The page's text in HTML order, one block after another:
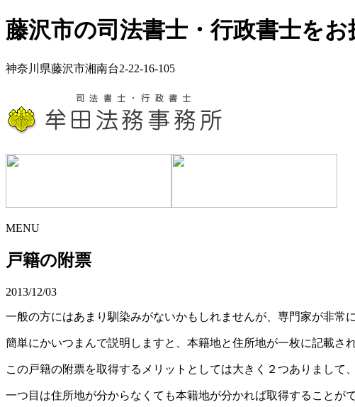
藤沢市の司法書士・行政書士を
神奈川県藤沢市湘南台2-22-16-105
MENU
戸籍の附票
2013/12/03
一般の方にはあまり馴染みがないかもしれませんが、専門家が非常
簡単にかいつまんで説明しますと、本籍地と住所地が一枚に記載さ
この戸籍の附票を取得するメリットとしては大きく２つありまして、
一つ目は住所地が分からなくても本籍地が分かれば取得することが